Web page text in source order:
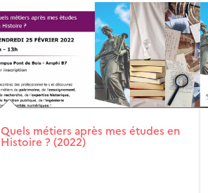
Quels métiers après mes études en
Histoire ? (2022)